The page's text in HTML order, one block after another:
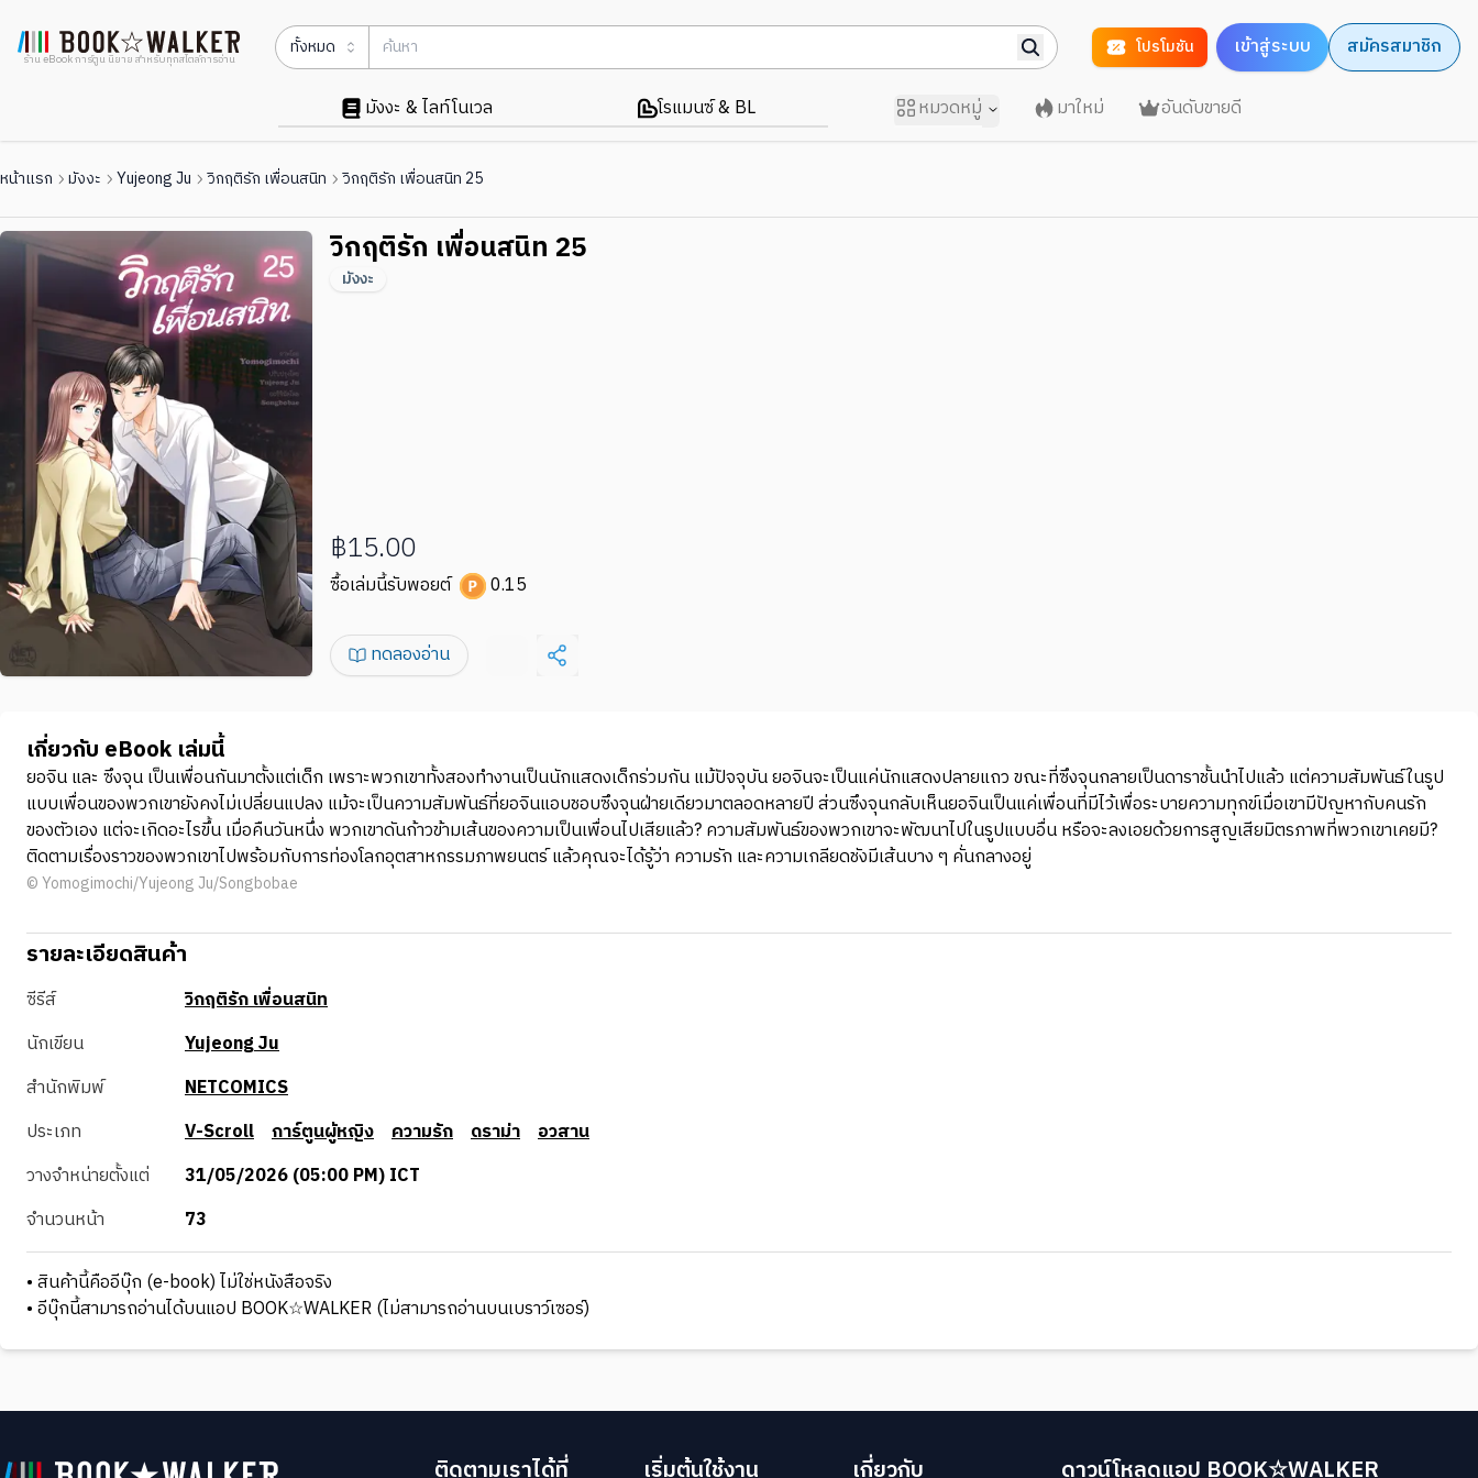
ร้าน eBook การ์ตูน นิยาย สำหรับทุกสไตล์การอ่าน
ทั้งหมด โปรโมชัน เข้าสู่ระบบ สมัครสมาชิก
มังงะ & ไลท์โนเวล โรแมนซ์ & BL หมวดหมู่ มาใหม่ อันดับขายดี
หน้าแรก มังงะ Yujeong Ju วิกฤติรัก เพื่อนสนิท วิกฤติรัก เพื่อนสนิท 25
วิกฤติรัก เพื่อนสนิท 25
มังงะ
฿15.00
ซื้อเล่มนี้รับพอยต์ 0.15
ทดลองอ่าน
เกี่ยวกับ eBook เล่มนี้
ยอจิน และ ซึงจุน เป็นเพื่อนกันมาตั้งแต่เด็ก เพราะพวกเขาทั้งสองทำงานเป็นนักแสดงเด็กร่วมกัน แม้ปัจจุบัน ยอจินจะเป็นแค่นักแสดงปลายแถว ขณะที่ซึงจุนกลายเป็นดาราชั้นนำไปแล้ว แต่ความสัมพันธ์ในรูป
แบบเพื่อนของพวกเขายังคงไม่เปลี่ยนแปลง แม้จะเป็นความสัมพันธ์ที่ยอจินแอบชอบซึงจุนฝ่ายเดียวมาตลอดหลายปี ส่วนซึงจุนกลับเห็นยอจินเป็นแค่เพื่อนที่มีไว้เพื่อระบายความทุกข์เมื่อเขามีปัญหากับคนรัก
ของตัวเอง แต่จะเกิดอะไรขึ้น เมื่อคืนวันหนึ่ง พวกเขาดันก้าวข้ามเส้นของความเป็นเพื่อนไปเสียแล้ว? ความสัมพันธ์ของพวกเขาจะพัฒนาไปในรูปแบบอื่น หรือจะลงเอยด้วยการสูญเสียมิตรภาพที่พวกเขาเคยมี?
ติดตามเรื่องราวของพวกเขาไปพร้อมกับการท่องโลกอุตสาหกรรมภาพยนตร์ แล้วคุณจะได้รู้ว่า ความรัก และความเกลียดชังมีเส้นบาง ๆ คั่นกลางอยู่
© Yomogimochi/Yujeong Ju/Songbobae
รายละเอียดสินค้า
ซีรีส์
วิกฤติรัก เพื่อนสนิท
นักเขียน
Yujeong Ju
สำนักพิมพ์
NETCOMICS
ประเภท
V-Scroll การ์ตูนผู้หญิง ความรัก ดราม่า อวสาน
วางจำหน่ายตั้งแต่
31/05/2026 (05:00 PM) ICT
จำนวนหน้า
73
• สินค้านี้คืออีบุ๊ก (e-book) ไม่ใช่หนังสือจริง
• อีบุ๊กนี้สามารถอ่านได้บนแอป BOOK☆WALKER (ไม่สามารถอ่านบนเบราว์เซอร์)